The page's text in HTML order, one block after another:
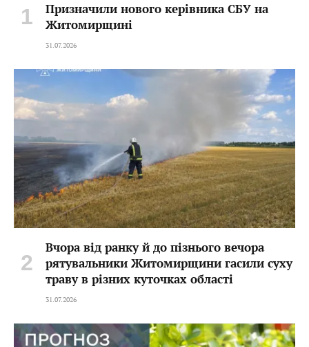
Призначили нового керівника СБУ на
Житомирщині
31.07.2026
Вчора від ранку й до пізнього вечора
рятувальники Житомирщини гасили суху
траву в різних куточках області
31.07.2026